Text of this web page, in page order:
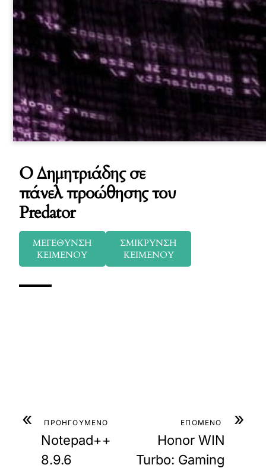
Ο Δημητριάδης σε
πάνελ προώθησης του
Predator
ΜΕΓΕΘΥΝΣΗ
ΚΕΙΜΕΝΟΥ
ΣΜΙΚΡΥΝΣΗ
ΚΕΙΜΕΝΟΥ
« ΠΡΟΗΓΟΥΜΕΝΟ
Notepad++
8.9.6
»
ΕΠΟΜΕΝΟ
Honor WIN
Turbo: Gaming